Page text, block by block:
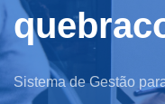
Sistema de Gestão